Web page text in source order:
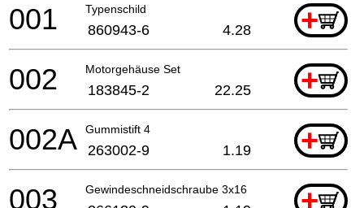
Typenschild +
001 860943-6 4.28
Motorgehäuse Set +
002 183845-2 22.25
Gummistift 4 +
002A 263002-9 1.19
Gewindeschneidschraube 3x16 +
003